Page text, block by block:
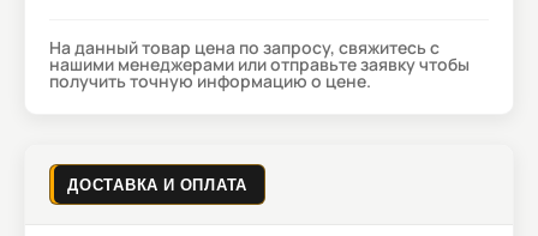
На данный товар цена по запросу, свяжитесь с
нашими менеджерами или отправьте заявку чтобы
получить точную информацию о цене.
ДОСТАВКА И ОПЛАТА